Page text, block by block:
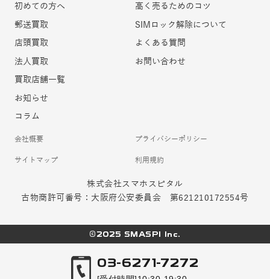
初めての方へ
郵送買取
店頭買取
法人買取
買取店舗一覧
お知らせ
コラム
高く売るためのコツ
SIMロック解除について
よくある質問
お問い合わせ
会社概要 プライバシーポリシー
サイトマップ 利用規約
株式会社スマホスピタル
古物商許可番号：大阪府公安委員会 第621210172554号
©2025 SMASPI Inc.
03-6271-7272